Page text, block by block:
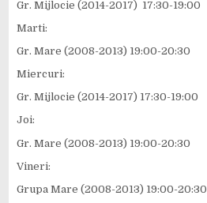
Gr. Mijlocie (2014-2017) 17:30-19:00
Marti:
Gr. Mare (2008-2013) 19:00-20:30
Miercuri:
Gr. Mijlocie (2014-2017) 17:30-19:00
Joi:
Gr. Mare (2008-2013) 19:00-20:30
Vineri:
Grupa Mare (2008-2013) 19:00-20:30